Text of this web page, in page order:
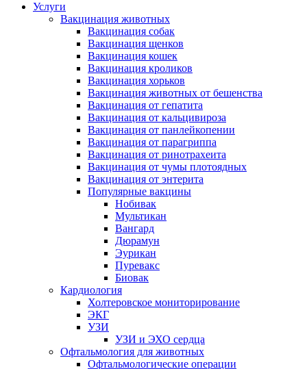
Услуги
Вакцинация животных
Вакцинация собак
Вакцинация щенков
Вакцинация кошек
Вакцинация кроликов
Вакцинация хорьков
Вакцинация животных от бешенства
Вакцинация от гепатита
Вакцинация от кальцивироза
Вакцинация от панлейкопении
Вакцинация от парагриппа
Вакцинация от ринотрахеита
Вакцинация от чумы плотоядных
Вакцинация от энтерита
Популярные вакцины
Нобивак
Мультикан
Вангард
Дюрамун
Эурикан
Пуревакс
Биовак
Кардиология
Холтеровское мониторирование
ЭКГ
УЗИ
УЗИ и ЭХО сердца
Офтальмология для животных
Офтальмологические операции